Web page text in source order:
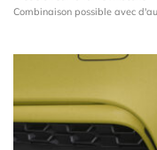
Combinaison possible avec